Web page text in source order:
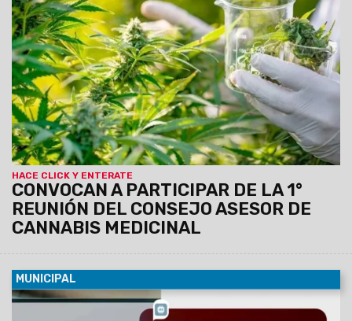
HACE CLICK Y ENTERATE
CONVOCAN A PARTICIPAR DE LA 1°
REUNIÓN DEL CONSEJO ASESOR DE
CANNABIS MEDICINAL
en el Concejo Deliberante, Av. Líbano 891. El objetivo es
promover un espacio participativo, interdisciplinario e
informativo sobre la temática.
MUNICIPAL
05/08/2026 Con el objetivo de integrar nuevas tecnologías
en el aula, la Municipalidad, junto al Ministerio de Educación